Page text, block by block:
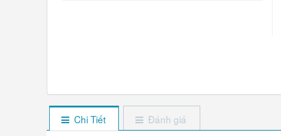
Chi Tiết Đánh giá